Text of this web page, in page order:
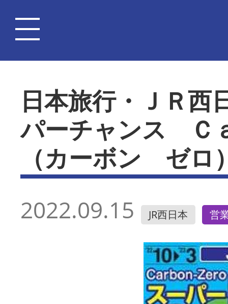
日本旅行・ＪＲ
パーチャンス Ｃ
（カーボン ゼロ
2022.09.15 JR西日本 営